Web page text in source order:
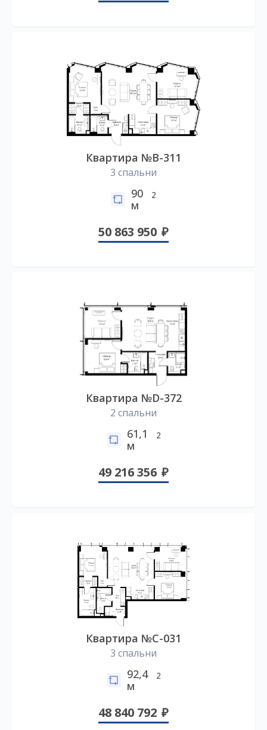
Квартира №B-311
3 спальни
90
м
2
50 863 950
Квартира №D-372
2 спальни
61,1
м
2
49 216 356
Квартира №C-031
3 спальни
92,4
м
2
48 840 792